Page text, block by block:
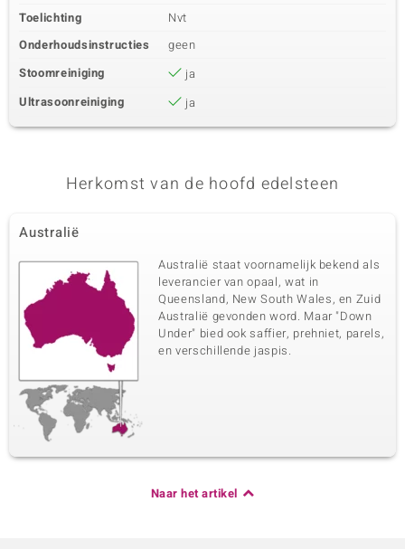
Toelichting
Nvt
Onderhoudsinstructies
geen
Stoomreiniging
ja
Ultrasoonreiniging
ja
Herkomst van de hoofd edelsteen
Australië
Australië staat voornamelijk bekend als
leverancier van opaal, wat in
Queensland, New South Wales, en Zuid
Australië gevonden word. Maar "Down
Under" bied ook saffier, prehniet, parels,
en verschillende jaspis.
Naar het artikel